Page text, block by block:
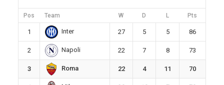
Pos Team W D L Pts
1 Inter 27 5 5 86
2 Napoli 22 7 8 73
3 Roma 22 4 11 70